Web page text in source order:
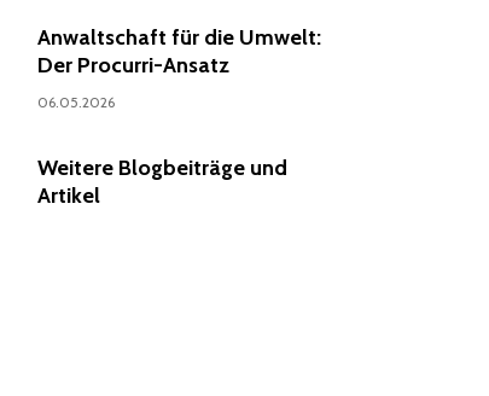
Anwaltschaft für die Umwelt:
Der Procurri-Ansatz
06.05.2026
Weitere Blogbeiträge und
Artikel